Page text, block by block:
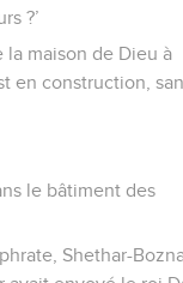
?’
la maison de Dieu à
en construction,
le bâtiment des
Shethar-